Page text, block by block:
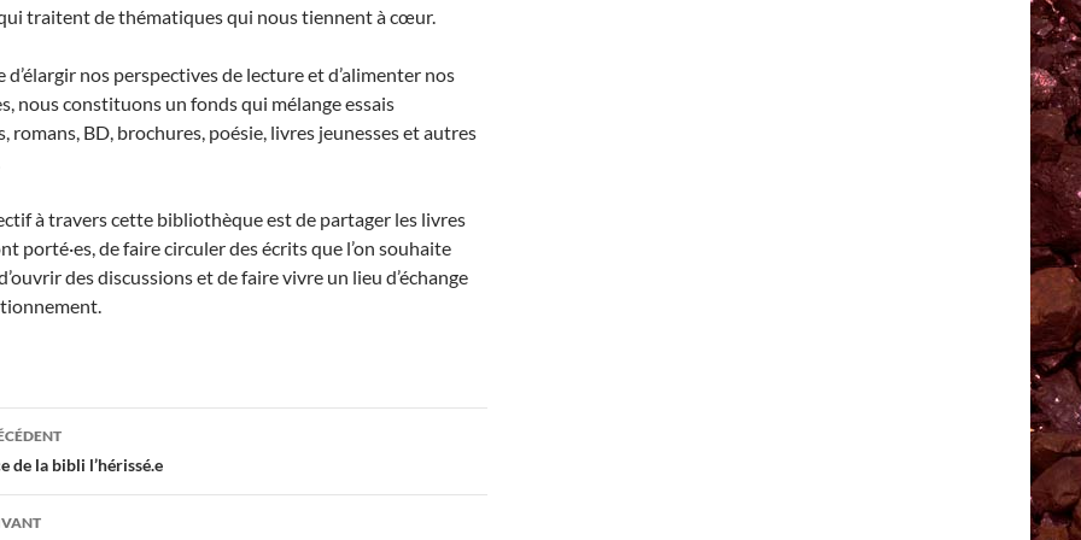
traitent de thématiques qui nous tiennent à cœur.
d’élargir nos perspectives de lecture et d’alimenter nos
nous constituons un fonds qui mélange essais
romans, BD, brochures, poésie, livres jeunesses et autres
à travers cette bibliothèque est de partager les livres
porté·es, de faire circuler des écrits que l’on souhaite
des discussions et de faire vivre un lieu d’échange
de la bibli l’hérissé.e